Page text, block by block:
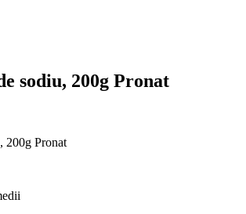
sodiu, 200g Pronat
200g Pronat